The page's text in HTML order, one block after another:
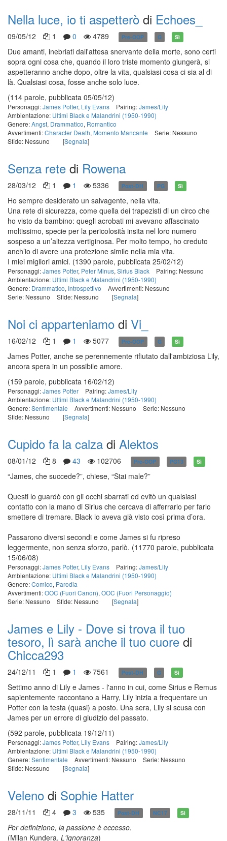
Nella luce, io ti aspetterò di Echoes_
09/05/12 1 0 4789 Pre-OOP G Sì
Due amanti, inebriati dall'attesa snervante della morte, sono certi
sopra ogni cosa che, quando il loro triste momento giungerà, si
aspetteranno anche dopo, oltre la vita, qualsiasi cosa ci sia al di
là. Qualsiasi cosa, fosse anche solo luce.
(114 parole, pubblicata 05/05/12)
Personaggi:James Potter, Lily Evans Pairing:James/Lily
Ambientazione: Ultimi Black e Malandrini (1950-1990)
Genere:Angst, Drammatico, Romantico
Avvertimenti:Character Death, Momento Mancante
Serie: Nessuno
Sfide: Nessuno
[Segnala]
Senza rete di Rowena
28/03/12 1 1 5336 Post-DH PG Sì
Ho sempre desiderato un salvagente, nella vita.
Una rete di sicurezza, come quella dei trapezisti di un circo che
ho visto da bambino: quegli acrobati mi avevano affascinato
moltissimo, specie per la pericolosità insita nel loro numero
sospeso a un’altezza vertiginosa. Per molto tempo, ho creduto
anch’io di avere una protezione simile nella mia vita.
I miei migliori amici. (1390 parole, pubblicata 25/02/12)
Personaggi:James Potter, Peter Minus, Sirius Black
Pairing: Nessuno
Ambientazione: Ultimi Black e Malandrini (1950-1990)
Genere: Drammatico, Introspettivo
Avvertimenti: Nessuno
Serie: Nessuno
Sfide: Nessuno [Segnala]
Noi ci apparteniamo di Vi_
16/02/12 1 1 5077 Pre-OOP G Sì
James Potter, anche se perennemente rifiutato dall'ambiziosa Lily,
ancora spera in un possibile amore.
(159 parole, pubblicata 16/02/12)
Personaggi:James Potter Pairing:James/Lily
Ambientazione: Ultimi Black e Malandrini (1950-1990)
Genere:Sentimentale Avvertimenti: Nessuno
Serie: Nessuno
Sfide: Nessuno
[Segnala]
Cupido fa la calza di Alektos
08/01/12 8 43 102706 Pre-OOP PG13 Sì
“James, che succede?”, chiese, “Stai male?”
Questi lo guardò con gli occhi sbarrati ed evitò un qualsiasi
contatto con la mano di Sirius che cercava di afferrarlo per farlo
smettere di tremare. Black lo aveva già visto così prima d’ora.
Passarono diversi secondi e come James si fu ripreso
leggermente, non senza sforzo, parlò. (11770 parole, pubblicata
15/06/08)
Personaggi:James Potter, Lily Evans Pairing:James/Lily
Ambientazione: Ultimi Black e Malandrini (1950-1990)
Genere:Comico, Parodia
Avvertimenti:OOC (Fuori Canon), OOC (Fuori Personaggio)
Serie: Nessuno
Sfide: Nessuno [Segnala]
James e Lily - Dove si trova il tuo
tesoro, lì sarà anche il tuo cuore di
Chicca293
24/12/11 1 1 7561 Post-DH G Sì
Settimo anno di Lily e James - l'anno in cui, come Sirius e Remus
sapientemente raccontano a Harry, Lily inizia a frequentare un
Potter con la testa (quasi) a posto. Una sera, Lily si scusa con
James per un errore di giudizio del passato.
(592 parole, pubblicata 19/12/11)
Personaggi:James Potter, Lily Evans Pairing:James/Lily
Ambientazione: Ultimi Black e Malandrini (1950-1990)
Genere:Sentimentale Avvertimenti: Nessuno
Serie: Nessuno
Sfide: Nessuno
[Segnala]
Veleno di Sophie Hatter
28/11/11 4 3 535 Post-DH NC17 Sì
Per definizione, la passione è eccesso.
(Milan Kundera, L'ignoranza)